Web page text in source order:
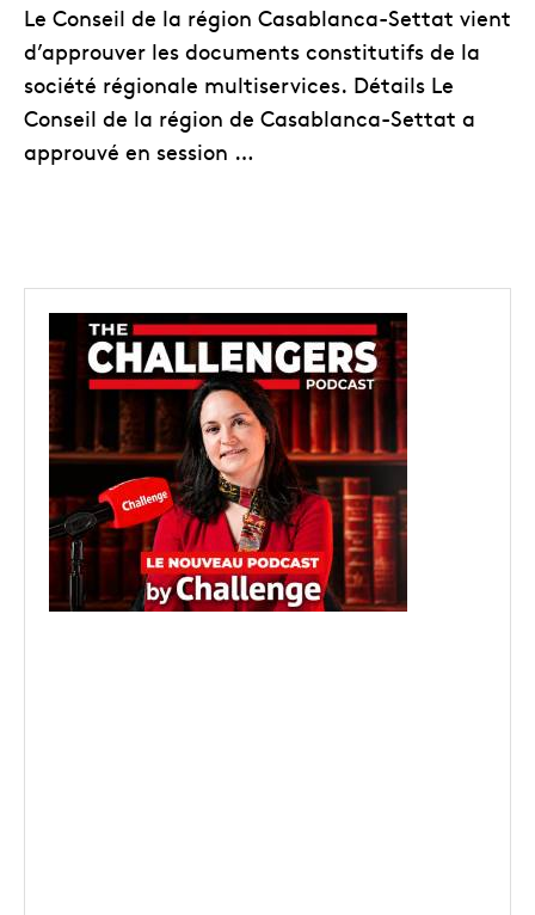
Le Conseil de la région Casablanca-Settat vient
d’approuver les documents constitutifs de la
société régionale multiservices. Détails Le
Conseil de la région de Casablanca-Settat a
approuvé en session …